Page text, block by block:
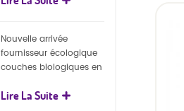
Nouvelle arrivée
fournisseur écologique
couches biologiques en
biodégradables pour
Lire La Suite